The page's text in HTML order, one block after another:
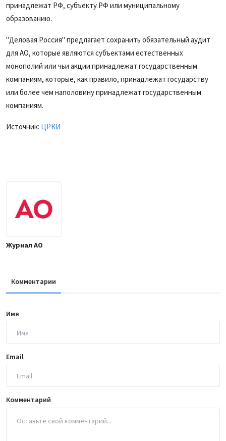
принадлежат РФ, субъекту РФ или муниципальному
образованию.
"Деловая Россия" предлагает сохранить обязательный аудит
для АО, которые являются субъектами естественных
монополий или чьи акции принадлежат государственным
компаниям, которые, как правило, принадлежат государству
или более чем наполовину принадлежат государственным
компаниям.
Источник: ЦРКИ
Журнал АО
Комментарии
Имя
Email
Комментарий